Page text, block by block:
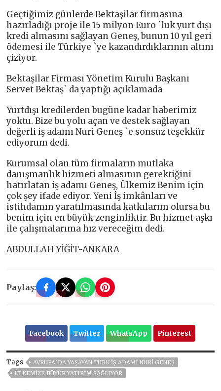
Geçtiğimiz günlerde Bektaşilar firmasına
hazırladığı proje ile 15 milyon Euro `luk yurt dışı
kredi almasını sağlayan Geneş, bunun 10 yıl geri
ödemesi ile Türkiye `ye kazandırdıklarının altını
çiziyor.
Bektaşilar Firması Yönetim Kurulu Başkanı
Servet Bektaş` da yaptığı açıklamada
Yurtdışı kredilerden bugüne kadar haberimiz
yoktu. Bize bu yolu açan ve destek sağlayan
değerli iş adamı Nuri Geneş `e sonsuz teşekkür
ediyorum dedi.
Kurumsal olan tüm firmaların mutlaka
danışmanlık hizmeti almasının gerektiğini
hatırlatan iş adamı Geneş, Ülkemiz Benim için
çok şey ifade ediyor. Yeni İş imkânları ve
istihdamın yaratılmasında katkılarım olursa bu
benim için en büyük zenginliktir. Bu hizmet aşkı
ile çalışmalarıma hız vereceğim dedi.
ABDULLAH YİĞİT-ANKARA
Paylaş:
Facebook Twitter WhatsApp Pinterest
Tags
AVRUPA`DA YAŞAYAN TÜRK İŞ ADAMI NURI GENEŞ
ÜLKEMIZE BÜYÜK YATIRIM SAĞLIYOR